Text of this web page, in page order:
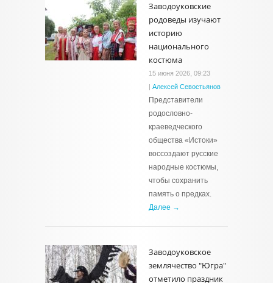
Заводоуковские
родоведы изучают
историю
национального
костюма
15 июня 2026, 09:23
| Алексей Севостьянов
Представители
родословно-
краеведческого
общества «Истоки»
воссоздают русские
народные костюмы,
чтобы сохранить
память о предках.
Далее →
Заводоуковское
землячество "Югра"
отметило праздник